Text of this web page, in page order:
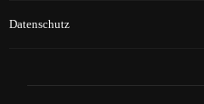
Datenschutz